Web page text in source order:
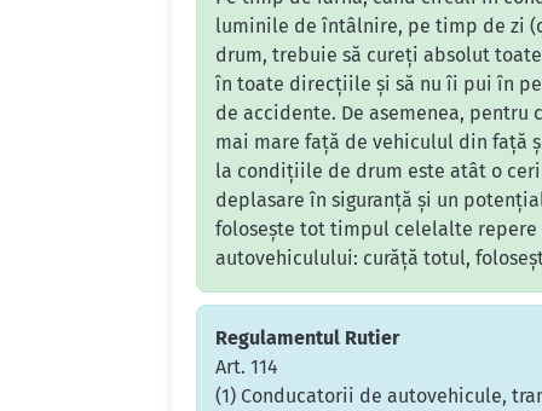
luminile de întâlnire, pe timp de zi
drum, trebuie să cureți absolut
în toate direcțiile și să nu îi pui în
de accidente. De asemenea,
mai mare față de vehiculul din față
la condițiile de drum este atât o
deplasare în siguranță și un
folosește tot timpul celelalte
autovehiculului: curăță totul,
Regulamentul Rutier
Art. 114
(1) Conducatorii de autovehicule,